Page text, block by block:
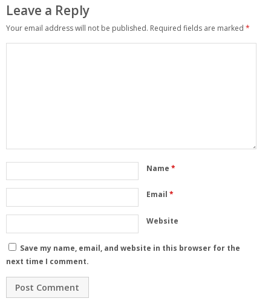
Leave a Reply
Your email address will not be published. Required fields are marked *
Name *
Email *
Website
Save my name, email, and website in this browser for the
next time I comment.